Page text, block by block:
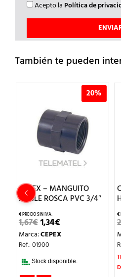
Acepto la Política de
También te pueden
20%
CEPEX – MANGUITO
DOBLE ROSCA PVC 3/4″
1,67€ EL
PRECIO
ORIGINAL
ERA:
1,34€EL
PRECIO
ACTUAL
Marca:CEPEX
Ref.: 01900
Stock disponible.